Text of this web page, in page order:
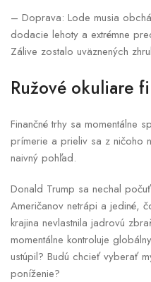
– Doprava: Lode musia
dodacie lehoty a extrémne
Zálive zostalo uväznených
Ružové okuliare
Finančné trhy sa momentálne
prímerie a prieliv sa z ničoho
naivný pohľad.
Donald Trump sa nechal
Američanov netrápi a jediné,
krajina nevlastnila jadrovú
momentálne kontroluje
ustúpil? Budú chcieť vyberať
poníženie?